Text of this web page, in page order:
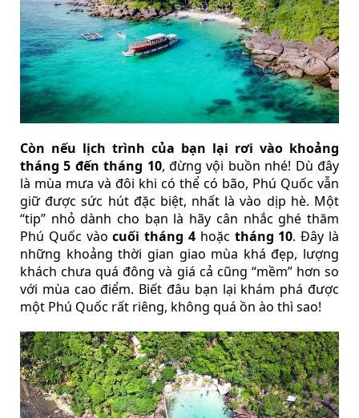
Còn nếu lịch trình của bạn lại rơi vào khoảng
tháng 5 đến tháng 10, đừng vội buồn nhé! Dù đây
là mùa mưa và đôi khi có thể có bão, Phú Quốc vẫn
giữ được sức hút đặc biệt, nhất là vào dịp hè. Một
“tip” nhỏ dành cho bạn là hãy cân nhắc ghé thăm
Phú Quốc vàocuối tháng 4 hoặc tháng 10. Đây là
những khoảng thời gian giao mùa khá đẹp, lượng
khách chưa quá đông và giá cả cũng “mềm” hơn so
với mùa cao điểm. Biết đâu bạn lại khám phá được
một Phú Quốc rất riêng, không quá ồn ào thì sao!